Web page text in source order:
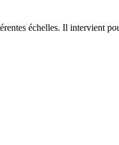
échelles. Il intervient